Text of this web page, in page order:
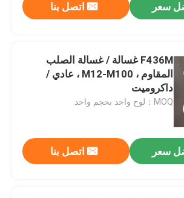
سعر اتصل بنا
F436M غسالة / غسالة الصلب
المقاوم ، M12-M100 ، عادي /
داكروميت
MOQ：لوح واحد بحجم واحد
سعر اتصل بنا